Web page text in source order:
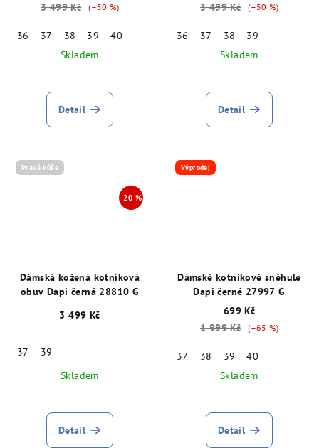
3 499 Kč
(–50 %)
36 37 38 39
40
Skladem
Detail
3 499 Kč
(–50 %)
36 37 38
39
Skladem
Detail
Pravá kůže
Dámská kožená kotníková
obuv Dapi černá 28810 G
3 499 Kč
37
39
Skladem
Detail
Výprodej
Dámské kotníkové sněhule
Dapi černé 27997 G
699 Kč
1 999 Kč
(–65 %)
37 38 39
40
Skladem
Detail